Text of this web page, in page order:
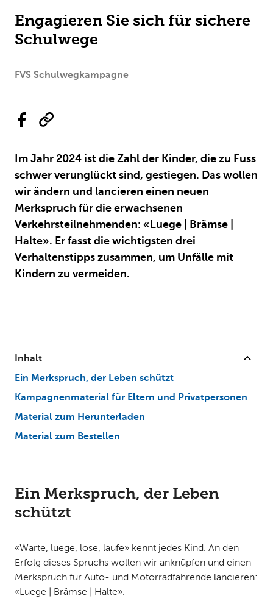
Engagieren Sie sich für sichere
Schulwege
FVS Schulwegkampagne
Im Jahr 2024 ist die Zahl der Kinder, die zu Fuss
schwer verunglückt sind, gestiegen. Das wollen
wir ändern und lancieren einen neuen
Merkspruch für die erwachsenen
Verkehrsteilnehmenden: «Luege | Brämse |
Halte». Er fasst die wichtigsten drei
Verhaltenstipps zusammen, um Unfälle mit
Kindern zu vermeiden.
Inhalt
Ein Merkspruch, der Leben schützt
Kampagnenmaterial für Eltern und Privatpersonen
Material zum Herunterladen
Material zum Bestellen
Ein Merkspruch, der Leben
schützt
«Warte, luege, lose, laufe» kennt jedes Kind. An den
Erfolg dieses Spruchs wollen wir anknüpfen und einen
Merkspruch für Auto- und Motorradfahrende lancieren:
«Luege | Brämse | Halte».